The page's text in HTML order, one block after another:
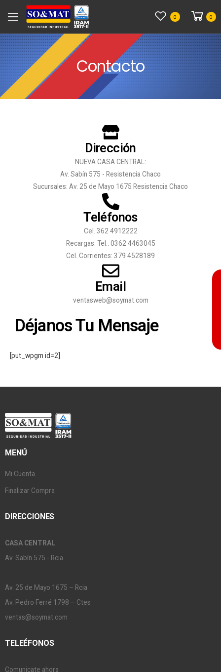
0 0
Contacto
Dirección
NUEVA CASA CENTRAL:
Av. Sabín 575 - Resistencia Chaco
Sucursales: Av. 25 de Mayo 1675 Resistencia Chaco
Teléfonos
Cel. 362 4912222
Recargas: Tel.: 0362 4463045
Cel. Corrientes: 379 4528189
Email
ventasweb@soymat.com
Déjanos Tu Mensaje
[put_wpgm id=2]
MENÚ
Mi Cuenta
Finalizar Compra
DIRECCIONES
CASA CENTRAL
Av. Sabín 575 - Rcia
Av. 25 de Mayo 1675 – Rcia
Av. Pedro Ferré 1798 – Ctes
ventas@soymat.com
TELEÉFONOS
Comunicate ahora